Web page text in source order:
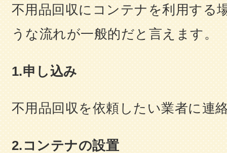
不用品回収にコンテナを利用する
うな流れが一般的だと言えます。
1.申し込み
不用品回収を依頼したい業者に連
2.コンテナの設置